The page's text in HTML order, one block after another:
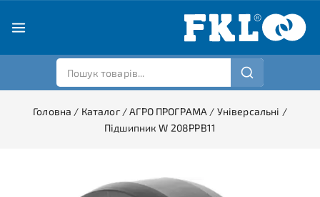
Головна / Каталог /АГРО ПРОГРАМА / Універсальні /
Підшипник W 208PPB11